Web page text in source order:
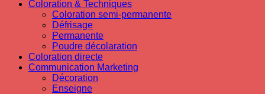
Coloration & Techniques
Coloration semi-permanente
Défrisage
Permanente
Poudre décolaration
Coloration directe
Communication Marketing
Décoration
Enseigne